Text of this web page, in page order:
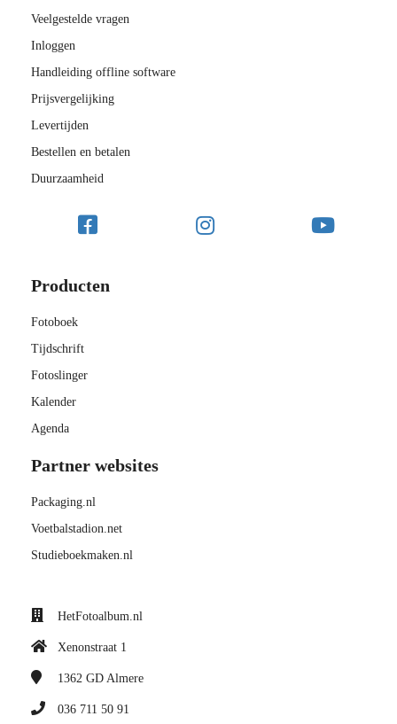
Veelgestelde vragen
Inloggen
Handleiding offline software
Prijsvergelijking
Levertijden
Bestellen en betalen
Duurzaamheid
Producten
Fotoboek
Tijdschrift
Fotoslinger
Kalender
Agenda
Partner websites
Packaging.nl
Voetbalstadion.net
Studieboekmaken.nl
HetFotoalbum.nl
Xenonstraat 1
1362 GD Almere
036 711 50 91